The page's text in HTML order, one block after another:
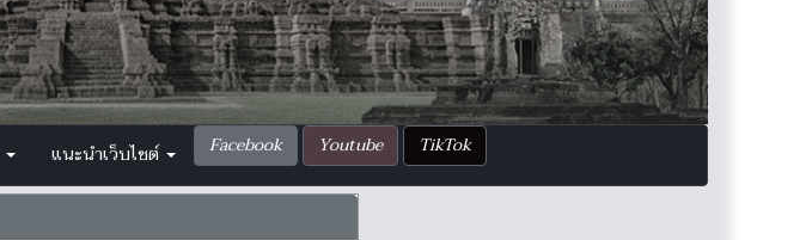
แนะนำเว็บไซต์ Facebook Youtube TikTok